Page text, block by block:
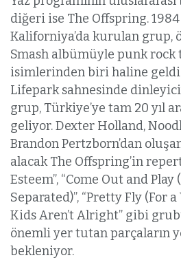
diğeri ise The Offspring. 1984
Kaliforniya’da kurulan grup,
Smash albümüyle punk
isimlerinden biri haline geldi.
Lifepark sahnesinde
grup, Türkiye’ye tam 20 yıl
geliyor. Dexter Holland,
Brandon Pertzborn’dan
alacak The Offspring’in
Esteem”, “Come Out and Play
Separated)”, “Pretty Fly (For
Kids Aren’t Alright” gibi
önemli yer tutan parçaların
bekleniyor.